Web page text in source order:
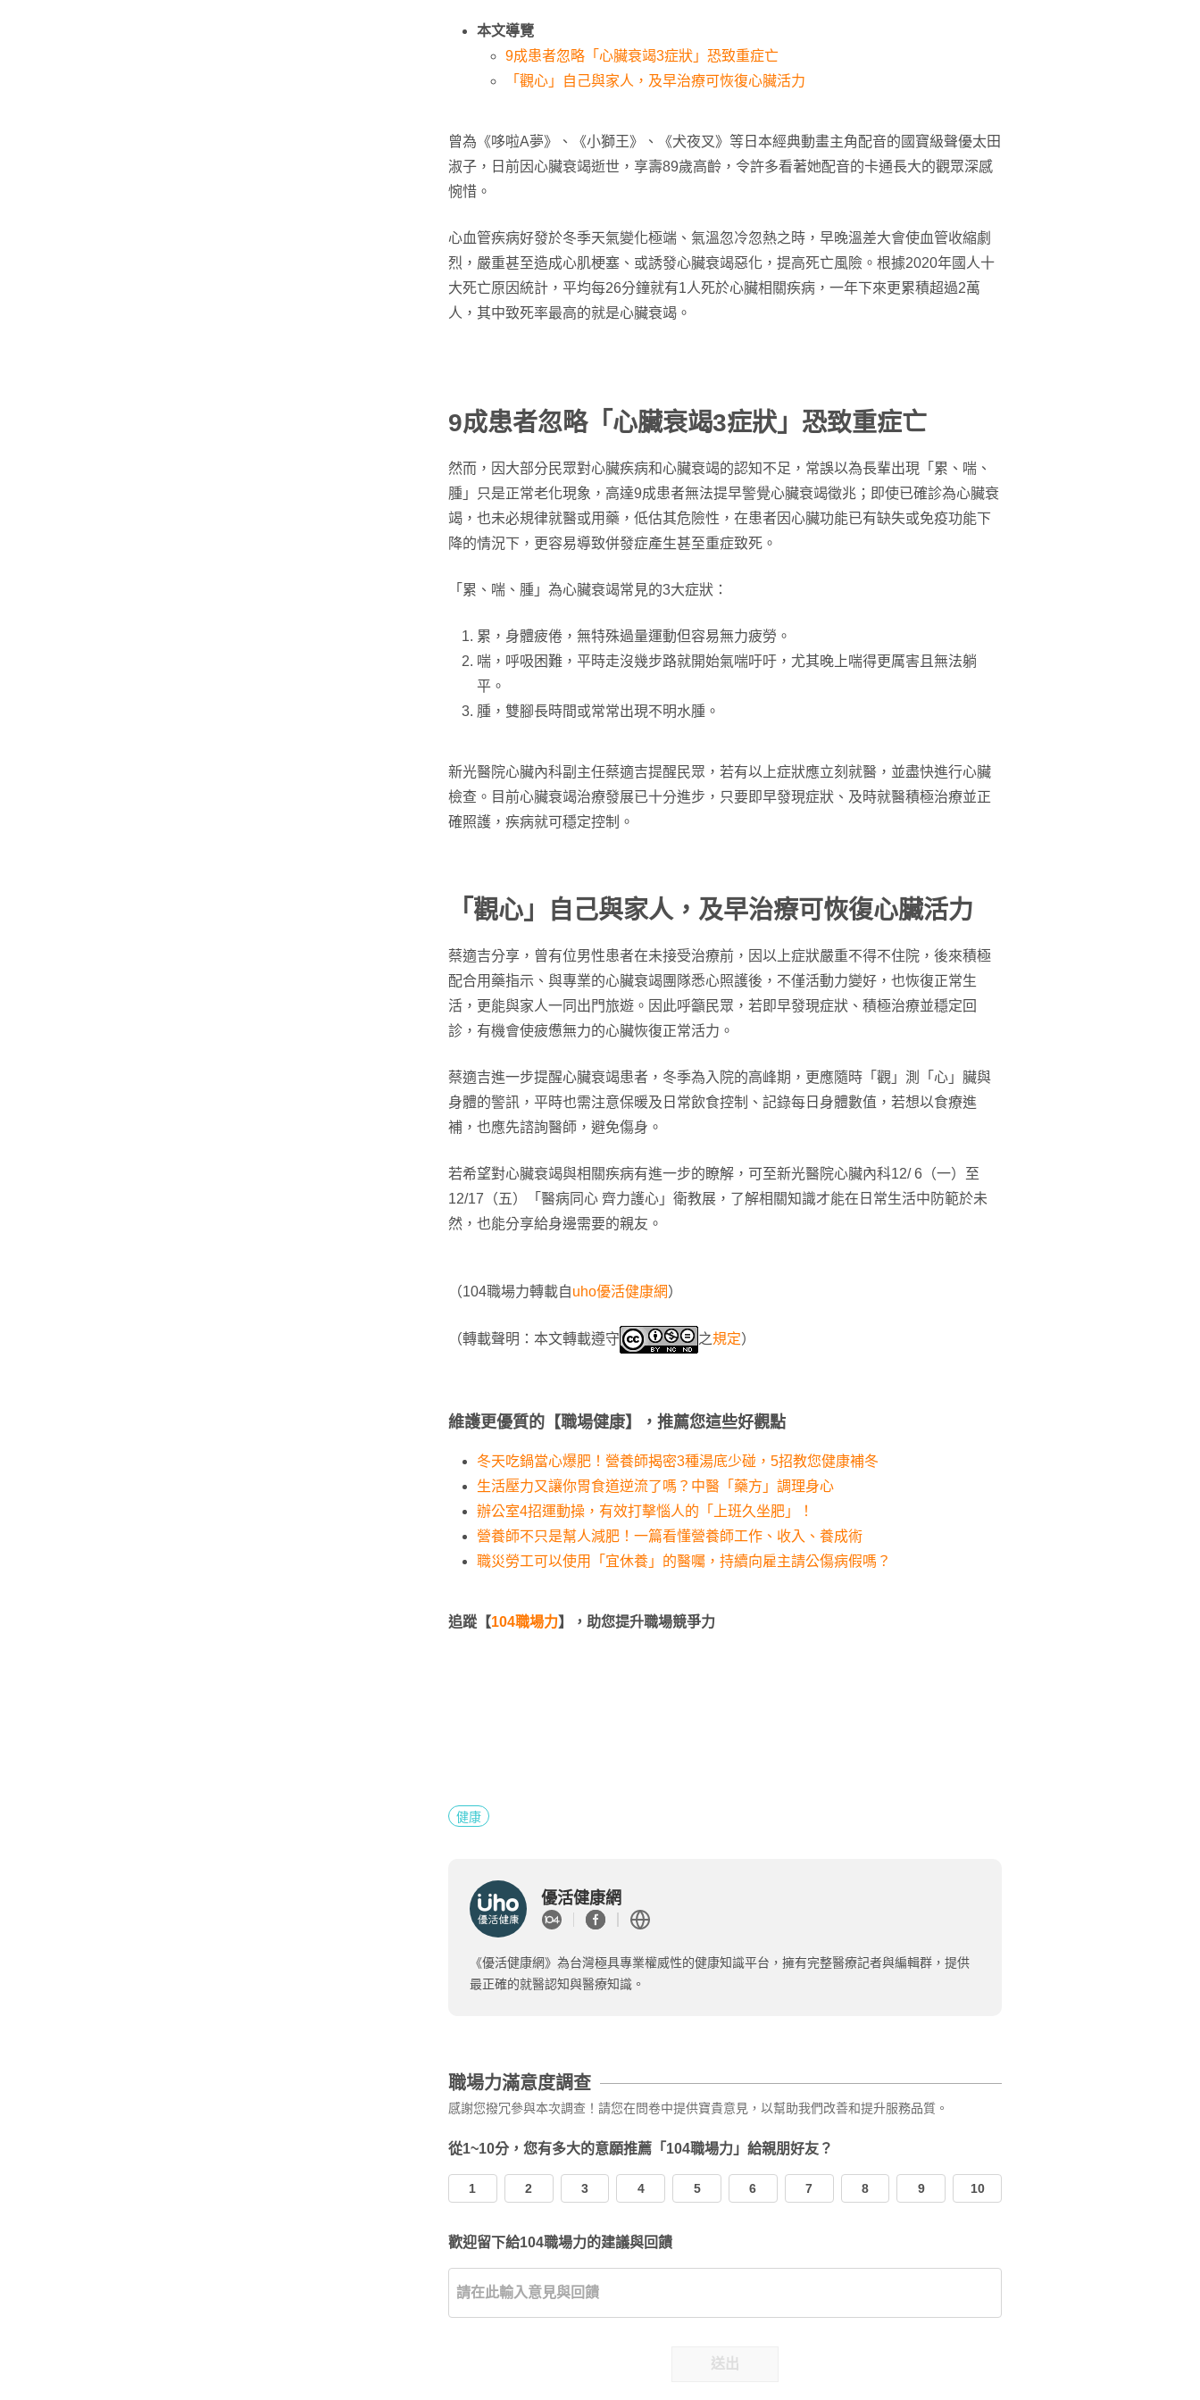
本文導覽
9成患者忽略「心臟衰竭3症狀」恐致重症亡
「觀心」自己與家人，及早治療可恢復心臟活力
曾為《哆啦A夢》、《小獅王》、《犬夜叉》等日本經典動畫主角配音的國寶級聲優太田
淑子，日前因心臟衰竭逝世，享壽89歲高齡，令許多看著她配音的卡通長大的觀眾深感
惋惜。
心血管疾病好發於冬季天氣變化極端、氣溫忽冷忽熱之時，早晚溫差大會使血管收縮劇
烈，嚴重甚至造成心肌梗塞、或誘發心臟衰竭惡化，提高死亡風險。根據2020年國人十
大死亡原因統計，平均每26分鐘就有1人死於心臟相關疾病，一年下來更累積超過2萬
人，其中致死率最高的就是心臟衰竭。
9成患者忽略「心臟衰竭3症狀」恐致重症亡
然而，因大部分民眾對心臟疾病和心臟衰竭的認知不足，常誤以為長輩出現「累、喘、
腫」只是正常老化現象，高達9成患者無法提早警覺心臟衰竭徵兆；即使已確診為心臟衰
竭，也未必規律就醫或用藥，低估其危險性，在患者因心臟功能已有缺失或免疫功能下
降的情況下，更容易導致併發症產生甚至重症致死。
「累、喘、腫」為心臟衰竭常見的3大症狀：
累，身體疲倦，無特殊過量運動但容易無力疲勞。
喘，呼吸困難，平時走沒幾步路就開始氣喘吁吁，尤其晚上喘得更厲害且無法躺
平。
腫，雙腳長時間或常常出現不明水腫。
新光醫院心臟內科副主任蔡適吉提醒民眾，若有以上症狀應立刻就醫，並盡快進行心臟
檢查。目前心臟衰竭治療發展已十分進步，只要即早發現症狀、及時就醫積極治療並正
確照護，疾病就可穩定控制。
「觀心」自己與家人，及早治療可恢復心臟活力
蔡適吉分享，曾有位男性患者在未接受治療前，因以上症狀嚴重不得不住院，後來積極
配合用藥指示、與專業的心臟衰竭團隊悉心照護後，不僅活動力變好，也恢復正常生
活，更能與家人一同出門旅遊。因此呼籲民眾，若即早發現症狀、積極治療並穩定回
診，有機會使疲憊無力的心臟恢復正常活力。
蔡適吉進一步提醒心臟衰竭患者，冬季為入院的高峰期，更應隨時「觀」測「心」臟與
身體的警訊，平時也需注意保暖及日常飲食控制、記錄每日身體數值，若想以食療進
補，也應先諮詢醫師，避免傷身。
若希望對心臟衰竭與相關疾病有進一步的瞭解，可至新光醫院心臟內科12/ 6（一）至
12/17（五）「醫病同心 齊力護心」衛教展，了解相關知識才能在日常生活中防範於未
然，也能分享給身邊需要的親友。
（104職場力轉載自uho優活健康網）
（轉載聲明：本文轉載遵守 之規定）
維護更優質的【職場健康】，推薦您這些好觀點
冬天吃鍋當心爆肥！營養師揭密3種湯底少碰，5招教您健康補冬
生活壓力又讓你胃食道逆流了嗎？中醫「藥方」調理身心
辦公室4招運動操，有效打擊惱人的「上班久坐肥」！
營養師不只是幫人減肥！一篇看懂營養師工作、收入、養成術
職災勞工可以使用「宜休養」的醫囑，持續向雇主請公傷病假嗎？
追蹤【104職場力】，助您提升職場競爭力
健康
優活健康網
《優活健康網》為台灣極具專業權威性的健康知識平台，擁有完整醫療記者與編輯群，提供
最正確的就醫認知與醫療知識。
職場力滿意度調查
感謝您撥冗參與本次調查！請您在問卷中提供寶貴意見，以幫助我們改善和提升服務品質。
從1~10分，您有多大的意願推薦「104職場力」給親朋好友？
1 2 3 4 5 6 7 8 9 10
歡迎留下給104職場力的建議與回饋
送出